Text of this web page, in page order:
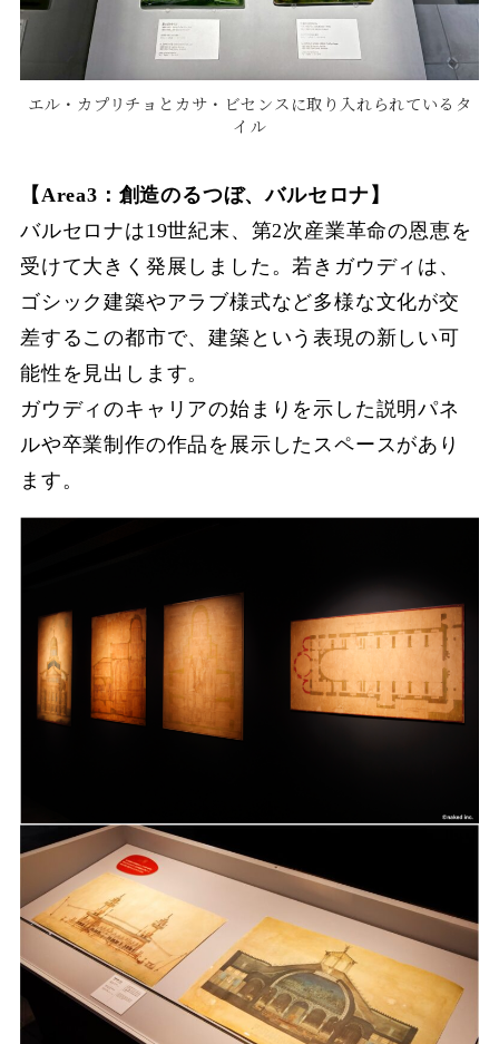
エル・カプリチョとカサ・ビセンスに取り入れられているタ
イル
【Area3：創造のるつぼ、バルセロナ】
バルセロナは19世紀末、第2次産業革命の恩恵を
受けて大きく発展しました。若きガウディは、
ゴシック建築やアラブ様式など多様な文化が交
差するこの都市で、建築という表現の新しい可
能性を見出します。
ガウディのキャリアの始まりを示した説明パネ
ルや卒業制作の作品を展示したスペースがあり
ます。